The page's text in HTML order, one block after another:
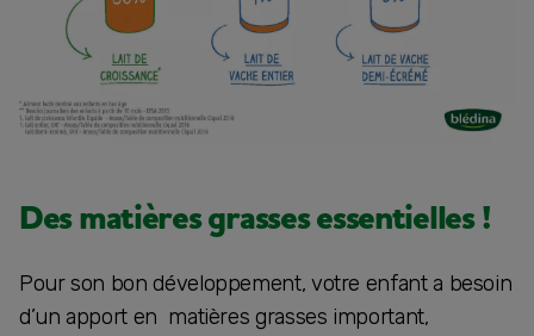
Des matières grasses essentielles !
Pour son bon développement, votre enfant a besoin
d’un apport en matières grasses important,